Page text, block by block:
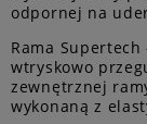
odpornej na
Rama
wtryskowo
zewnętrznej
wykonaną z